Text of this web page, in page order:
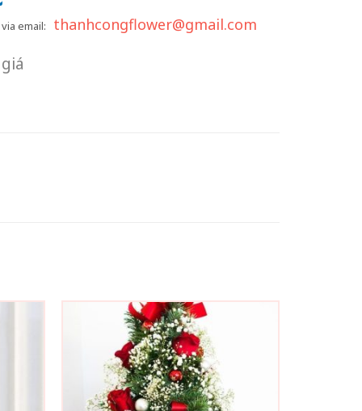
email: thanhcongflower@gmail.com